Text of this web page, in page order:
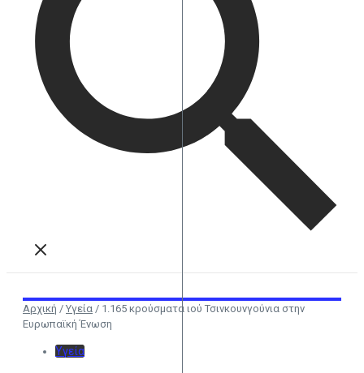
Αρχική / Υγεία / 1.165 κρούσματα ιού Τσινκουνγούνια στην
Ευρωπαϊκή Ένωση
Υγεία